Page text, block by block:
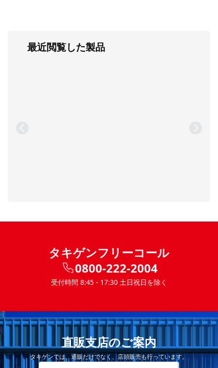
最近閲覧した製品
タキゲンフリーコール
0800-222-2004
受付時間 8:45 - 17:30 土日祝日を除く
直販支店のご案内
タキゲンでは、通販だけでなく、店頭販売も行っています。